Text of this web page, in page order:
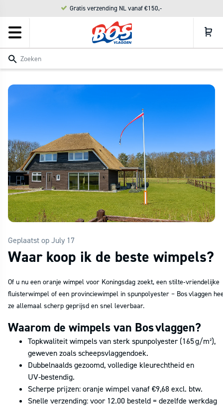
Meteen Gratis verzending NL vanaf €150,-
Zoeken
Geplaatst op July 17
Waar koop ik de beste wimpels?
Of u nu een oranje wimpel voor Koningsdag zoekt, een stilte‑vriendelijke
fluisterwimpel of een provinciewimpel in spunpolyester – Bos vlaggen
ze allemaal scherp geprijsd en snel leverbaar.
Waarom de wimpels van Bos vlaggen?
Topkwaliteit wimpels van sterk spunpolyester (165 g/m²),
geweven zoals scheepsvlaggendoek.
Dubbelnaalds gezoomd, volledige kleurechtheid en
UV‑bestendig.
Scherpe prijzen: oranje wimpel vanaf €9,68 excl. btw.
Snelle verzending: voor 12.00 besteld = dezelfde werkdag